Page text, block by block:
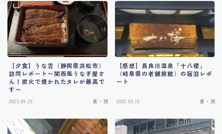
食・旅
【夕食】うな吉（静岡県浜松市）
訪問レポート〜関西風うなぎ屋さ
ん！炭火で焼かれたタレが最高で
す〜
2022.09.23 食・旅
【感想】長良川温泉「十八楼」
（岐阜県の老舗旅館）の宿泊レポ
ート
2022.03.12 食・旅